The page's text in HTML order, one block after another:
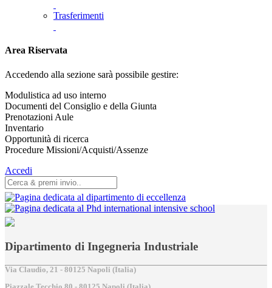
Trasferimenti
Area Riservata
Accedendo alla sezione sarà possibile gestire:
Modulistica ad uso interno
Documenti del Consiglio e della Giunta
Prenotazioni Aule
Inventario
Opportunità di ricerca
Procedure Missioni/Acquisti/Assenze
Accedi
Dipartimento di Ingegneria Industriale
Via Claudio, 21 - 80125 Napoli (Italia)